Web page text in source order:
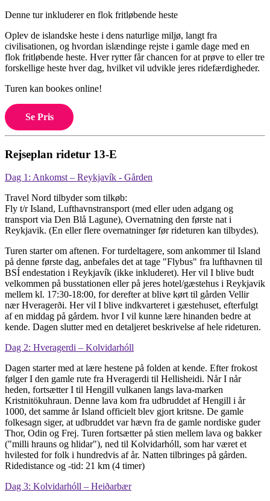
Denne tur inkluderer en flok fritløbende heste
Oplev de islandske heste i dens naturlige miljø, langt fra
civilisationen, og hvordan islændinge rejste i gamle dage med en
flok fritløbende heste. Hver rytter får chancen for at prøve to eller tre
forskellige heste hver dag, hvilket vil udvikle jeres ridefærdigheder.
Turen kan bookes online!
Se Pris
Rejseplan ridetur 13-E
Dag 1: Ankomst – Reykjavík - Gården
Travel Nord tilbyder som tilkøb:
Fly t/r Island, Lufthavnstransport (med eller uden adgang og
transport via Den Blå Lagune), Overnatning den første nat i
Reykjavik. (En eller flere overnatninger før rideturen kan tilbydes).
Turen starter om aftenen. For turdeltagere, som ankommer til Island
på denne første dag, anbefales det at tage "Flybus" fra lufthavnen til
BSÍ endestation i Reykjavík (ikke inkluderet). Her vil I blive budt
velkommen på busstationen eller på jeres hotel/gæstehus i Reykjavik
mellem kl. 17:30-18:00, for derefter at blive kørt til gården Vellir
nær Hveragerði. Her vil I blive indkvarteret i gæstehuset, efterfulgt
af en middag på gårdem. hvor I vil kunne lære hinanden bedre at
kende. Dagen slutter med en detaljeret beskrivelse af hele rideturen.
Dag 2: Hveragerdi – Kolvidarhóll
Dagen starter med at lære hestene på folden at kende. Efter frokost
følger I den gamle rute fra Hveragerdi til Hellisheidi. Når I når
heden, fortsætter I til Hengill vulkanen langs lava-marken
Kristnitökuhraun. Denne lava kom fra udbruddet af Hengill i år
1000, det samme år Island officielt blev gjort kritsne. De gamle
folkesagn siger, at udbruddet var hævn fra de gamle nordiske guder
Thor, Odin og Frej. Turen fortsætter på stien mellem lava og bakker
("milli hrauns og hlidar"), ned til Kolvidarhóll, som har været et
hvilested for folk i hundredvis af år. Natten tilbringes på gården.
Ridedistance og -tid: 21 km (4 timer)
Dag 3: Kolvidarhóll – Heiðarbær